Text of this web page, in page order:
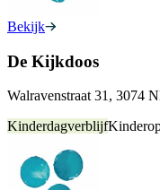
Bekijk
De Kijkdoos
Walravenstraat 31, 3074
Kinderdagverblijf